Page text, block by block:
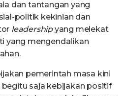
dan tantangan yang
politik kekinian dan
leadershipyang melekat
yang mengendalikan
pemerintah masa kini
saja kebijakan positif